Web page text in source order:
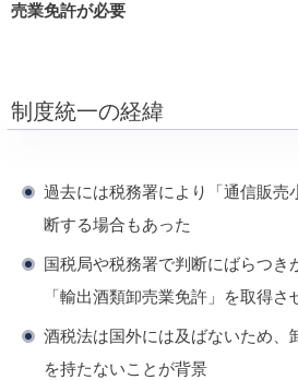
売業免許が必要
制度統一の経緯
過去には税務署により「通信販売
断する場合もあった
国税局や税務署で判断にばらつき
「輸出酒類卸売業免許」を取得
酒税法は国外には及ばないため、
を持たないことが背景